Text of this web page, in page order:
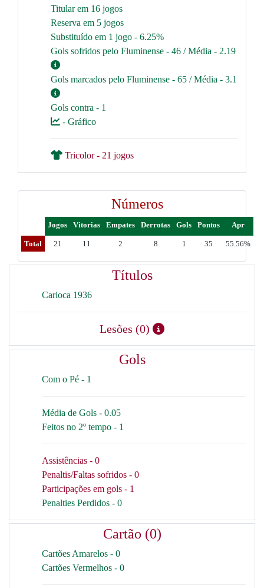
Titular em 16 jogos
Reserva em 5 jogos
Substituído em 1 jogo - 6.25%
Gols sofridos pelo Fluminense - 46 / Média - 2.19
Gols marcados pelo Fluminense - 65 / Média - 3.1
Gols contra - 1
- Gráfico
Tricolor - 21 jogos
Números
Jogos Vitorias Empates Derrotas Gols Pontos Apr
Total 21 11 2 8 1 35 55.56%
Títulos
Carioca 1936
Lesões (0)
Gols
Com o Pé - 1
Média de Gols - 0.05
Feitos no 2º tempo - 1
Assistências - 0
Penaltis/Faltas sofridos - 0
Participações em gols - 1
Penalties Perdidos - 0
Cartão (0)
Cartões Amarelos - 0
Cartões Vermelhos - 0